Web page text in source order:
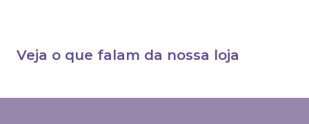
Veja o que falam da nossa loja